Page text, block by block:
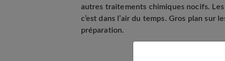
autres traitements chimiques nocifs.
c’est dans l’air du temps. Gros plan sur
préparation.